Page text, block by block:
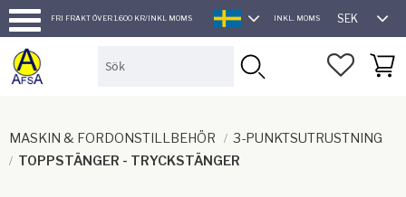
Meny
FRI FRAKT ÖVER 1.600 KR/INKL MOMS
SVENSKA
INKL. MOMS SEK
MASKIN & FORDONSTILLBEHÖR
3-PUNKTSUTRUSTNING
TOPPSTÄNGER - TRYCKSTÄNGER